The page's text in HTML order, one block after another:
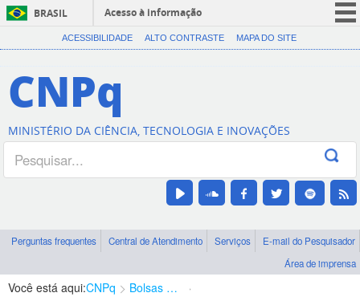
BRASIL
Acesso à informação
CORONAVÍRUS (COVID-19)
Canais
ACESSIBILIDADE ALTO CONTRASTE MAPA DO SITE
CNPq
MINISTÉRIO DA CIÊNCIA, TECNOLOGIA E INOVAÇÕES
Perguntas frequentes Central de Atendimento Serviços
E-mail do Pesquisador
Área de imprensa
Você está aqui:CNPq Bolsas e Auxílios Vigentes